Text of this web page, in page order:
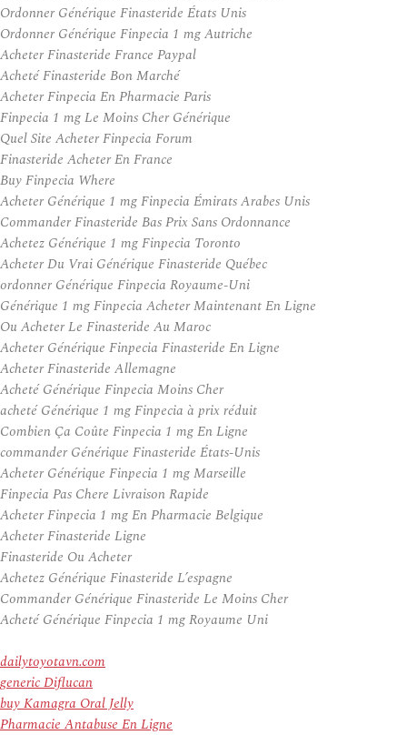
Ordonner Générique Finasteride États Unis
Ordonner Générique Finpecia 1 mg Autriche
Acheter Finasteride France Paypal
Acheté Finasteride Bon Marché
Acheter Finpecia En Pharmacie Paris
Finpecia 1 mg Le Moins Cher Générique
Quel Site Acheter Finpecia Forum
Finasteride Acheter En France
Buy Finpecia Where
Acheter Générique 1 mg Finpecia Émirats Arabes Unis
Commander Finasteride Bas Prix Sans Ordonnance
Achetez Générique 1 mg Finpecia Toronto
Acheter Du Vrai Générique Finasteride Québec
ordonner Générique Finpecia Royaume-Uni
Générique 1 mg Finpecia Acheter Maintenant En Ligne
Ou Acheter Le Finasteride Au Maroc
Acheter Générique Finpecia Finasteride En Ligne
Acheter Finasteride Allemagne
Acheté Générique Finpecia Moins Cher
acheté Générique 1 mg Finpecia à prix réduit
Combien Ça Coûte Finpecia 1 mg En Ligne
commander Générique Finasteride États-Unis
Acheter Générique Finpecia 1 mg Marseille
Finpecia Pas Chere Livraison Rapide
Acheter Finpecia 1 mg En Pharmacie Belgique
Acheter Finasteride Ligne
Finasteride Ou Acheter
Achetez Générique Finasteride L’espagne
Commander Générique Finasteride Le Moins Cher
Acheté Générique Finpecia 1 mg Royaume Uni
dailytoyotavn.com
generic Diflucan
buy Kamagra Oral Jelly
Pharmacie Antabuse En Ligne